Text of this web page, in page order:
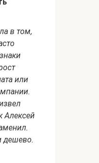
в том,
или
Алексей
дешево.